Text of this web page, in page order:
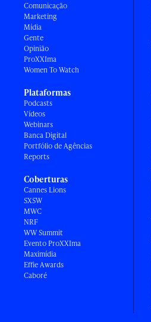
Comunicação
Marketing
Mídia
Gente
Opinião
ProXXIma
Women To Watch
Plataformas
Podcasts
Vídeos
Webinars
Banca Digital
Portfólio de Agências
Reports
Coberturas
Cannes Lions
SXSW
MWC
NRF
WW Summit
Evento ProXXIma
Maximídia
Effie Awards
Caboré